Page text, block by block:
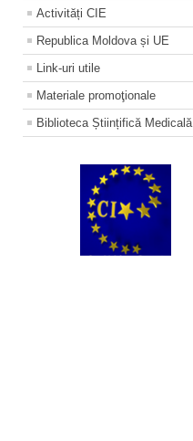
Activități CIE
Republica Moldova și UE
Link-uri utile
Materiale promoţionale
Biblioteca Științifică Medicală